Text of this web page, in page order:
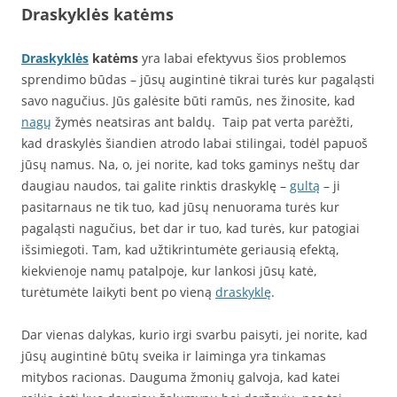
Draskyklės katėms
Draskyklės katėms yra labai efektyvus šios problemos
sprendimo būdas – jūsų augintinė tikrai turės kur pagaląsti
savo nagučius. Jūs galėsite būti ramūs, nes žinosite, kad
nagų žymės neatsiras ant baldų. Taip pat verta parėžti,
kad draskylės šiandien atrodo labai stilingai, todėl papuoš
jūsų namus. Na, o, jei norite, kad toks gaminys neštų dar
daugiau naudos, tai galite rinktis draskyklę – gultą – ji
pasitarnaus ne tik tuo, kad jūsų nenuorama turės kur
pagaląsti nagučius, bet dar ir tuo, kad turės, kur patogiai
išsimiegoti. Tam, kad užtikrintumėte geriausią efektą,
kiekvienoje namų patalpoje, kur lankosi jūsų katė,
turėtumėte laikyti bent po vieną draskyklę.
Dar vienas dalykas, kurio irgi svarbu paisyti, jei norite, kad
jūsų augintinė būtų sveika ir laiminga yra tinkamas
mitybos racionas. Dauguma žmonių galvoja, kad katei